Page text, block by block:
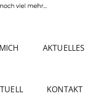
AKTUELLES
KONTAKT